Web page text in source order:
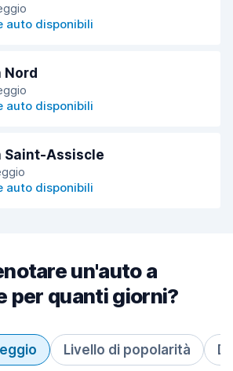
auto disponibili
Nord
auto disponibili
Saint-Assiscle
auto disponibili
un'auto a
per quanti giorni?
Livello di popolarità